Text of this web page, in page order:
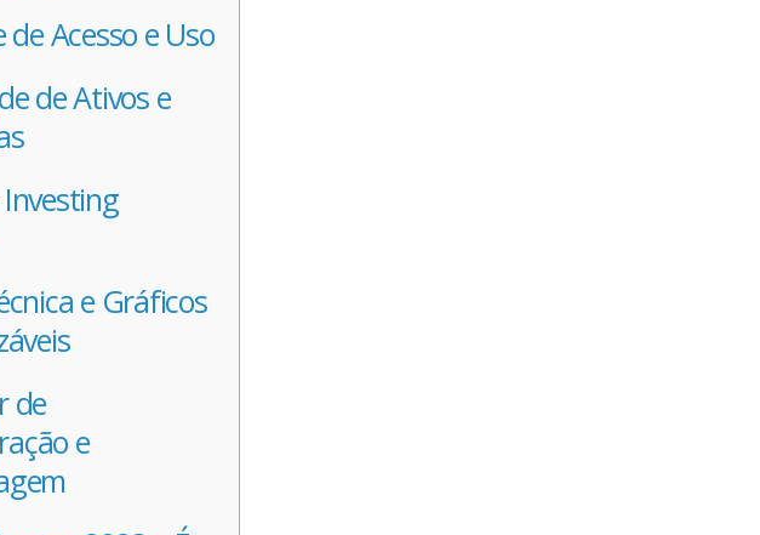
de Acesso e Uso
de Ativos e
e Gráficos
de
e